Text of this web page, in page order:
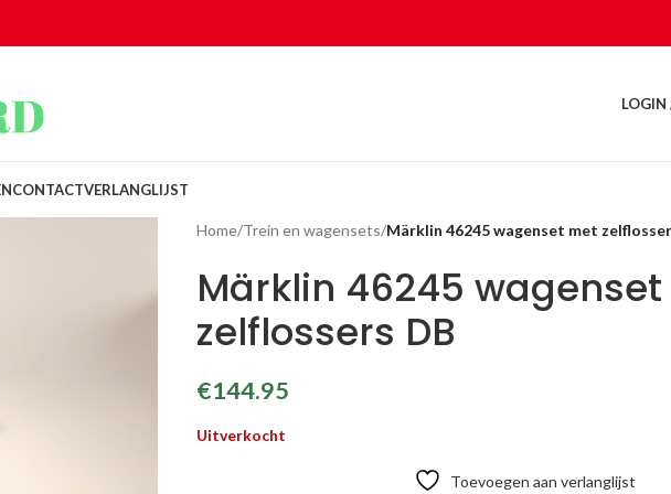
LOGIN
CONTACTVERLANGLIJST
Home/Trein en wagensets/Märklin 46245 wagenset met
Märklin 46245
zelflossers DB
€144.95
Uitverkocht
Toevoegen aan verlanglijst